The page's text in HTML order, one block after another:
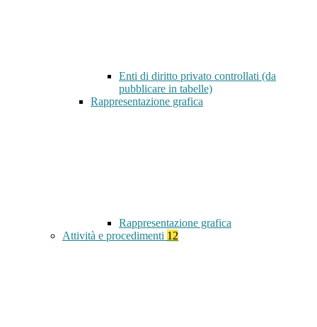
Enti di diritto privato controllati (da
pubblicare in tabelle)
Rappresentazione grafica
Rappresentazione grafica
Attività e procedimenti 12